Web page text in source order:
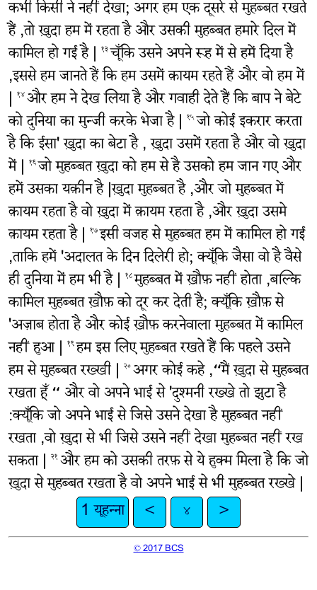
कभी किसी ने नहीं देखा; अगर हम एक दूसरे से मुहब्बत रखते
हैं ,तो ख़ुदा हम में रहता है और उसकी मुहब्बत हमारे दिल में
कामिल हो गई है | १३चूँकि उसने अपने रूह में से हमें दिया है
,इससे हम जानते हैं कि हम उसमें क़ायम रहते हैं और वो हम में
| १४और हम ने देख लिया है और गवाही देते हैं कि बाप ने बेटे
को दुनिया का मुन्जी करके भेजा है | १५जो कोई इकरार करता
है कि ईसा' ख़ुदा का बेटा है , ख़ुदा उसमें रहता है और वो ख़ुदा
में | १६जो मुहब्बत ख़ुदा को हम से है उसको हम जान गए और
हमें उसका यक़ीन है |ख़ुदा मुहब्बत है ,और जो मुहब्बत में
क़ायम रहता है वो ख़ुदा में क़ायम रहता है ,और ख़ुदा उसमे
क़ायम रहता है | १७इसी वजह से मुहब्बत हम में कामिल हो गई
,ताकि हमें 'अदालत के दिन दिलेरी हो; क्यूँकि जैसा वो है वैसे
ही दुनिया में हम भी है | १८मुहब्बत में ख़ौफ़ नहीं होता ,बल्कि
कामिल मुहब्बत ख़ौफ़ को दूर कर देती है; क्यूँकि ख़ौफ़ से
'अज़ाब होता है और कोई ख़ौफ़ करनेवाला मुहब्बत में कामिल
नहीं हुआ | १९हम इस लिए मुहब्बत रखते हैं कि पहले उसने
हम से मुहब्बत रख्खी | २०अगर कोई कहे ,“मैं ख़ुदा से मुहब्बत
रखता हूँ “ और वो अपने भाई से 'दुश्मनी रख्खे तो झुटा है
:क्यूँकि जो अपने भाई से जिसे उसने देखा है मुहब्बत नहीं
रखता ,वो ख़ुदा से भी जिसे उसने नहीं देखा मुहब्बत नहीं रख
सकता | २१और हम को उसकी तरफ़ से ये हुक्म मिला है कि जो
ख़ुदा से मुहब्बत रखता है वो अपने भाई से भी मुहब्बत रख्खे |
1 यूहन्ना
< ४ >
© 2017 BCS